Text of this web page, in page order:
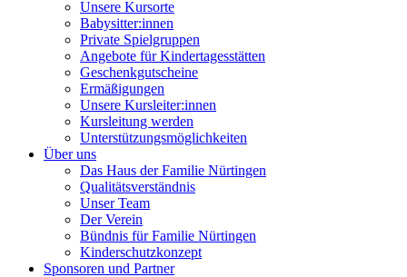
Unsere Kursorte
Babysitter:innen
Private Spielgruppen
Angebote für Kindertagesstätten
Geschenkgutscheine
Ermäßigungen
Unsere Kursleiter:innen
Kursleitung werden
Unterstützungsmöglichkeiten
Über uns
Das Haus der Familie Nürtingen
Qualitätsverständnis
Unser Team
Der Verein
Bündnis für Familie Nürtingen
Kinderschutzkonzept
Sponsoren und Partner